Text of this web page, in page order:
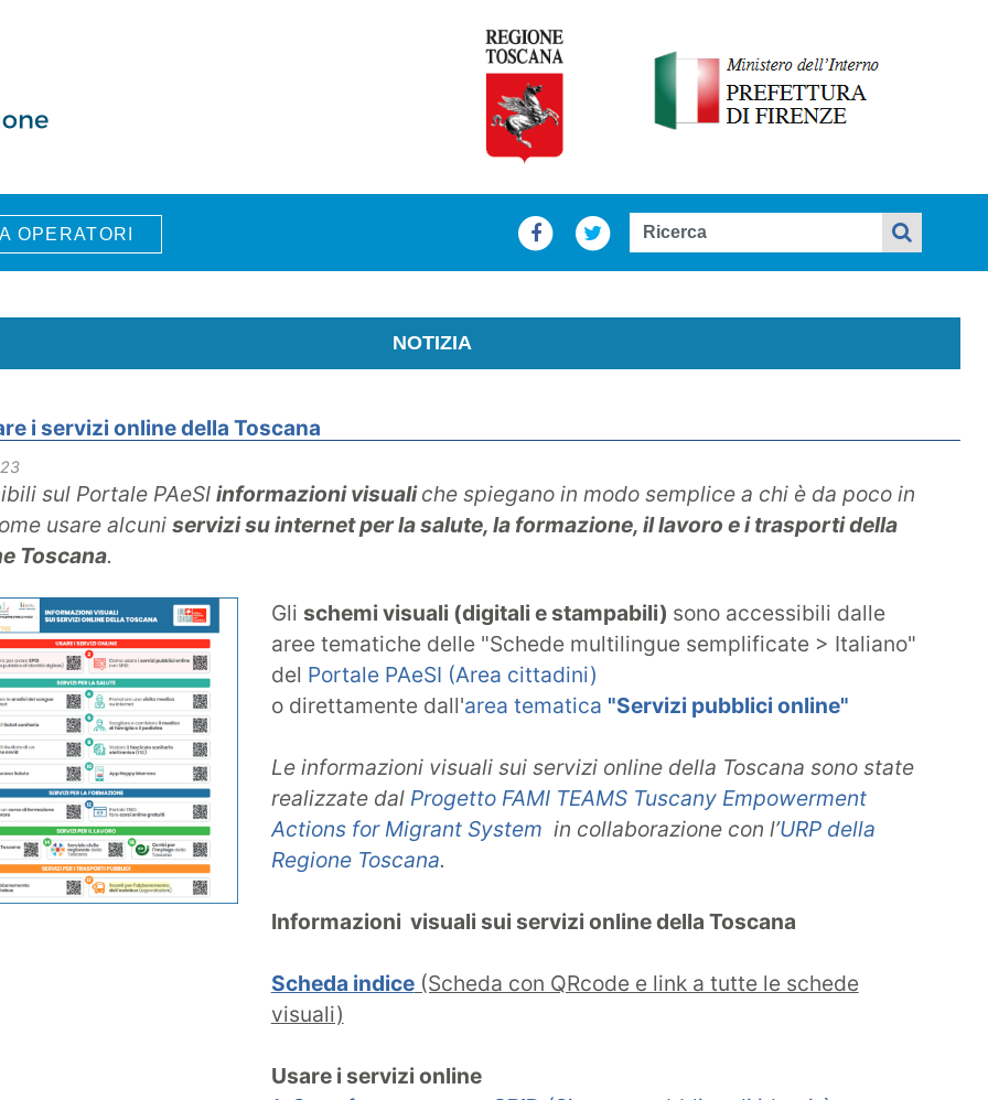
OPERATORI
NOTIZIA
i servizi online della Toscana
sul Portale PAeSI informazioni visualiche spiegano in modo semplice a chi è da poco in
usare alcuni servizi su internet per la salute, la formazione, il lavoro e i trasporti della
Toscana.
Gli schemi visuali (digitali e stampabili) sono accessibili dalle
aree tematiche delle "Schede multilingue semplificate > Italiano"
del Portale PAeSI (Area cittadini)
o direttamente dall'area tematica "Servizi pubblici online"
Le informazioni visuali sui servizi online della Toscana sono state
realizzate dal Progetto FAMI TEAMS Tuscany Empowerment
Actions for Migrant System in collaborazione con l’URP della
Regione Toscana.
Informazioni visuali sui servizi online della Toscana
Scheda indice(Scheda con QRcode e link a tutte le schede
visuali)
Usare i servizi online